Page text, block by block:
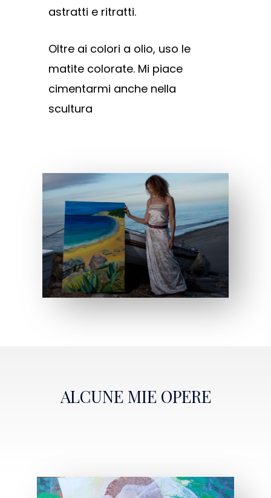
astratti e ritratti.
Oltre ai colori a olio, uso le
matite colorate. Mi piace
cimentarmi anche nella
scultura
ALCUNE MIE OPERE